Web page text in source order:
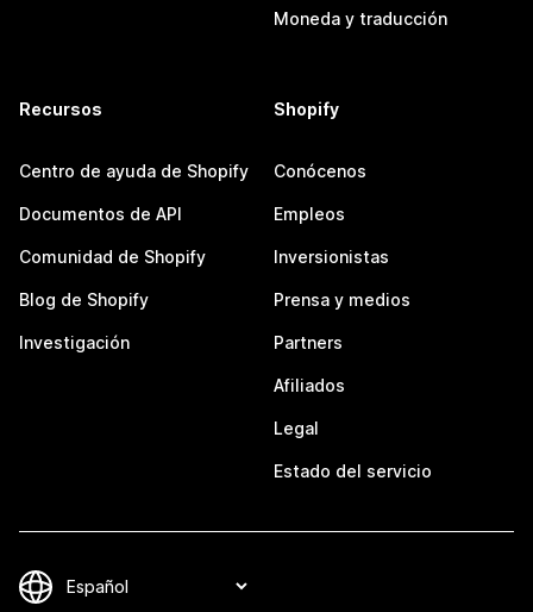
Moneda y traducción
Recursos
Centro de ayuda de Shopify
Documentos de API
Comunidad de Shopify
Blog de Shopify
Investigación
Shopify
Conócenos
Empleos
Inversionistas
Prensa y medios
Partners
Afiliados
Legal
Estado del servicio